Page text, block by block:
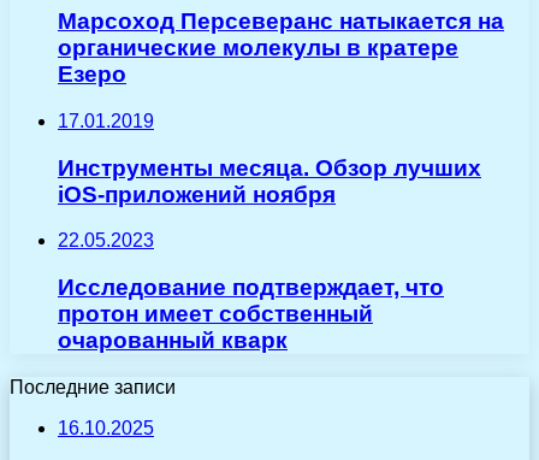
Марсоход Персеверанс натыкается на
органические молекулы в кратере
Езеро
17.01.2019
Инструменты месяца. Обзор лучших
iOS-приложений ноября
22.05.2023
Исследование подтверждает, что
протон имеет собственный
очарованный кварк
Последние записи
16.10.2025